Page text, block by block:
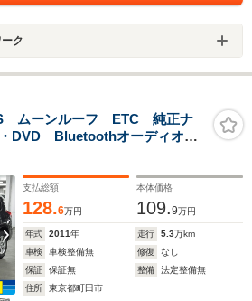
ク
ムーンルーフ ETC 純正ナ
DVD Bluetoothオーディオ
ー クルーズコントロール パ
アミラー HIDランプ 純正
支払総額
128.6万円
本体価格
109.9万円
年式 2011年 走行 5.3万km
車検
車検整備無 修復
なし
保証
保証無 整備
法定整備無
住所
東京都町田市